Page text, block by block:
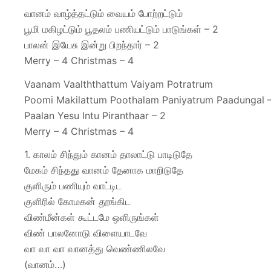
வானம் வாழ்த்தட்டும் வையம் போற்றட்டும்
பூமி மகிழட்டும் பூதலம் பணியட்டும் பாடுங்கள் – 2
பாலன் இயேசு இன்று பிறந்தார் – 2
Merry – 4 Christmas – 4
Vaanam Vaalththattum Vaiyam Potratrum
Poomi Makilattum Poothalam Paniyatrum Paadungal
Paalan Yesu Intu Piranthaar – 2
Merry – 4 Christmas – 4
1. காலம் சிந்தும் கானம் தாலாட்டு பாடிடுதே
மேகம் சிந்தது வானம் தேனாக மாறிடுதே
குளிரும் பணியும் வாட்டிட
குளிரில் கோமகன் தூங்கிட
விண்மீன்கள் கூட்டமே ஒளிருங்கள்
விண் பாலனோடு விளையாடவே
வா வா வா வானத்து வெண்ணிலவே
(வானம்…)